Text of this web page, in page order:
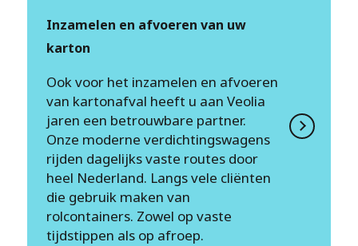
Inzamelen en afvoeren van uw
karton
Ook voor het inzamelen en afvoeren
van kartonafval heeft u aan Veolia
jaren een betrouwbare partner.
Onze moderne verdichtingswagens
rijden dagelijks vaste routes door
heel Nederland. Langs vele cliënten
die gebruik maken van
rolcontainers. Zowel op vaste
tijdstippen als op afroep.